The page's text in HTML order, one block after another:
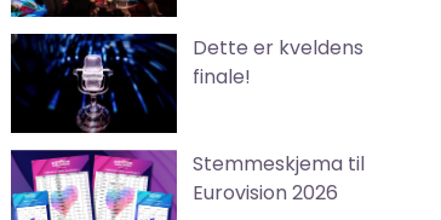
Dette er kveldens
finale!
Stemmeskjema til
Eurovision 2026